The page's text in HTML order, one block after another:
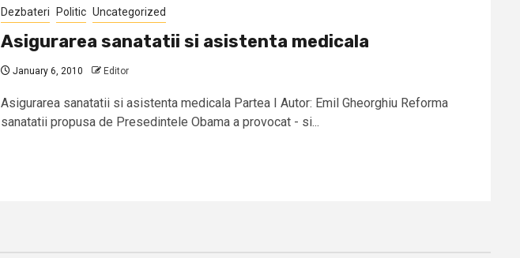
Dezbateri Politic Uncategorized
Asigurarea sanatatii si asistenta medicala
January 6, 2010 Editor
Asigurarea sanatatii si asistenta medicala Partea I Autor: Emil Gheorghiu Reforma
sanatatii propusa de Presedintele Obama a provocat - si...